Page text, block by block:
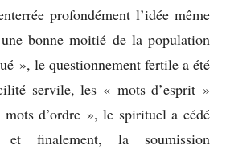
profondément l’idée même
bonne moitié de la population
», le questionnement fertile a été
servile, les « mots d’esprit »
d’ordre », le spirituel a cédé
finalement, la soumission